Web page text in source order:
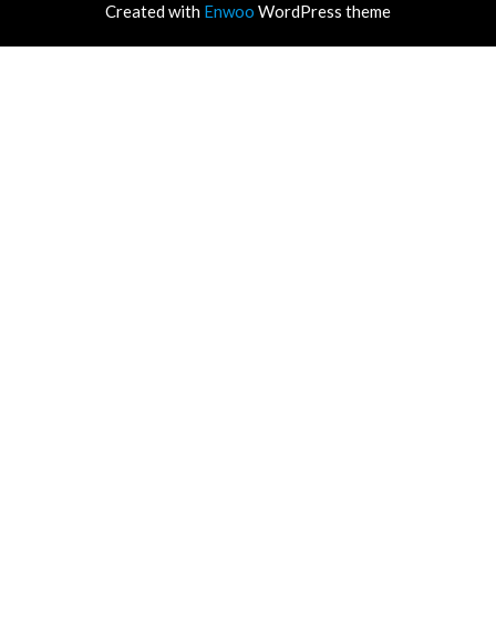
Created with Enwoo WordPress theme